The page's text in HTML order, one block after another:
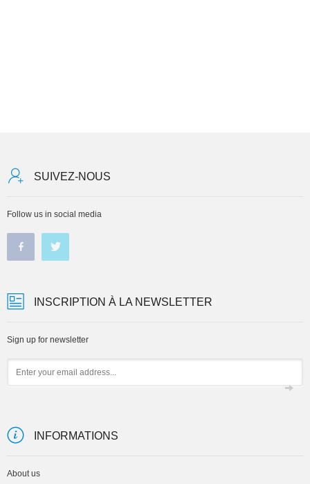
SUIVEZ-NOUS
Follow us in social media
INSCRIPTION À LA NEWSLETTER
Sign up for newsletter
INFORMATIONS
About us